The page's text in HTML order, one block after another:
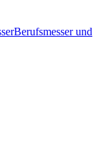
Berufsmesser und